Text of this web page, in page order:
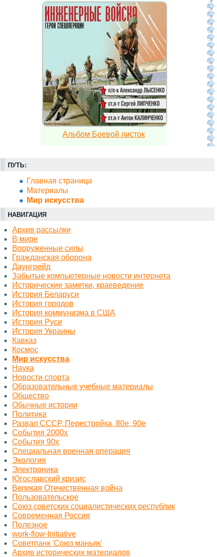
Альбом Боевой листок
ПУТЬ:
Главная страница
Материалы
Миp искусства
НАВИГАЦИЯ
Архив рассылки
В мире
Вооруженные силы
Гражданская оборона
Даунгрейд
Забытые компьютерные новости интернета
Исторические заметки, краеведение
История Беларуси
История городов
История коммунизма в США
История Руси
История Украины
Кавказ
Космос
Миp искусства
Наука
Новости спорта
Образовательные учебные материалы
Общество
Обычные истории
Политика
Развал СССР, Перестройка, 80е, 90е
События 2000х
События 90х
Специальная военная операция
Экология
Электроника
Югославский кризис
Великая Отечественная война
Пользовательское
Союз советских социалистических республик
Современная Россия
Полезное
work-flow-Initiative
Советпанк 'Союз маньяк'
Архив исторических материалов